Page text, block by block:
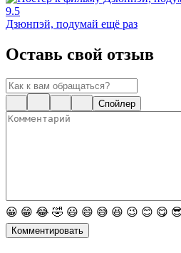
9.5
Дзюнпэй, подумай ещё раз
Оставь свой отзыв
Спойлер
😀 😁 😂 🤣 😃 😄 😅 😆 😉 😊 😋
Комментировать